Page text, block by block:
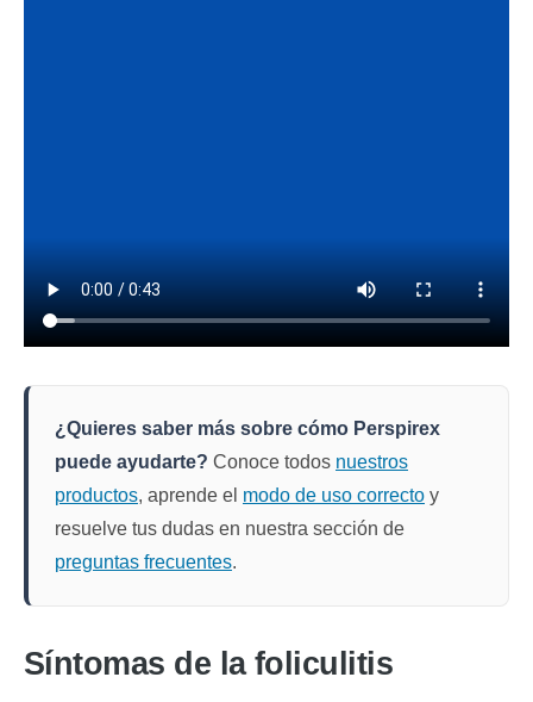
¿Quieres saber más sobre cómo Perspirex
puede ayudarte? Conoce todos nuestros
productos, aprende el modo de uso correcto y
resuelve tus dudas en nuestra sección de
preguntas frecuentes.
Síntomas de la foliculitis